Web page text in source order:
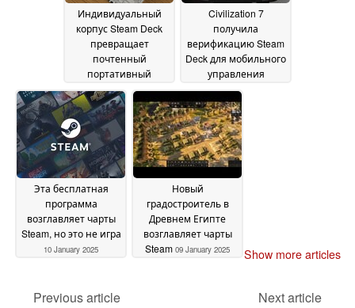
Индивидуальный
корпус Steam Deck
превращает
почтенный
портативный
компьютер в
аккуратную
мобильную рабочую
станцию
15 January 2025
Civilization 7
получила
верификацию Steam
Deck для мобильного
управления
империями
2025
Эта бесплатная
программа
возглавляет чарты
Steam, но это не игра
10 January 2025
Новый
градостроитель в
Древнем Египте
возглавляет чарты
Steam 09 January 2025 Show more articles
Previous article
Next article